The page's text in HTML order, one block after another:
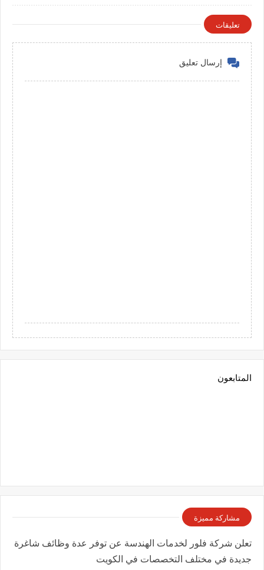
تعليقات
إرسال تعليق
المتابعون
مشاركة مميزة
تعلن شركة فلور لخدمات الهندسة عن توفر عدة وظائف شاغرة
جديدة في مختلف التخصصات في الكويت